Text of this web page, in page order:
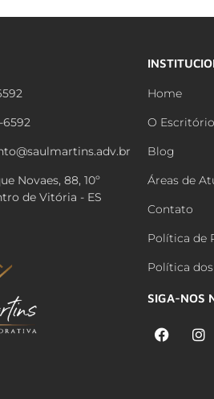
6592
Novaes, 88, 10º
de Vitória - ES
Home
O Escritório
Blog
Áreas de
Contato
Política de
Política
SIGA-NOS